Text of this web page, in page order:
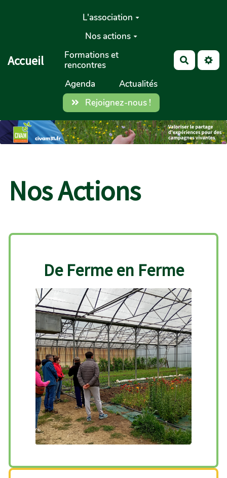
Aller au contenu principal
Accueil
L'association
Nos actions
Formations et
rencontres
Agenda
Actualités
Rejoignez-nous !
Nos Actions
De Ferme en Ferme